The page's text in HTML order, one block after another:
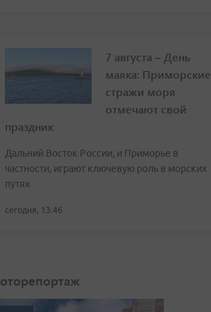
7 августа – День
маяка: Приморские
стражи моря
отмечают свой
праздник
Дальний Восток России, и Приморье в
частности, играют ключевую роль в морских
путях
сегодня, 13:46